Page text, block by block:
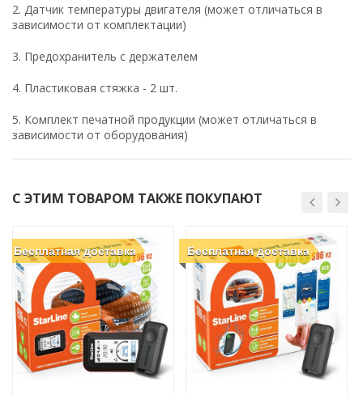
2. Датчик температуры двигателя (может отличаться в
зависимости от комплектации)
3. Предохранитель с держателем
4. Пластиковая стяжка - 2 шт.
5. Комплект печатной продукции (может отличаться в
зависимости от оборудования)
С ЭТИМ ТОВАРОМ ТАКЖЕ ПОКУПАЮТ
Бесплатная доставка Бесплатная доставка